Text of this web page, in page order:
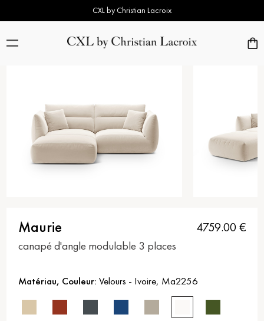
CXL by Christian Lacroix
Maurie 4759.00€
canapé d'angle modulable 3 places
Matériau, Couleur: Velours - Ivoire, Ma2256